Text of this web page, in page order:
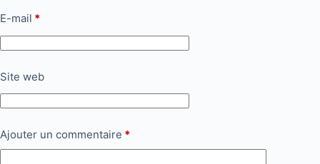
E-mail *
Site web
Ajouter un commentaire *